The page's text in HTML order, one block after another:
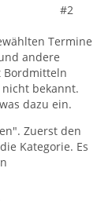
#2
Termine
andere
Bordmitteln
bekannt.
dazu ein.
Zuerst den
Kategorie. Es